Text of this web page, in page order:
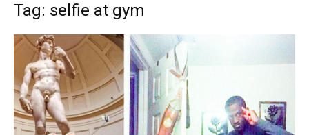
Tag: selfie at gym